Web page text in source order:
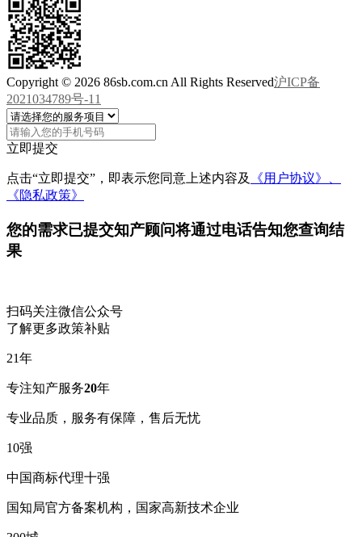
Copyright © 2026 86sb.com.cn All Rights Reserved沪ICP备
2021034789号-11
立即提交
点击“立即提交”，即表示您同意上述内容及
《用户协议》、
《隐私政策》
您的需求已提交知产顾问将通过电话告知您查询结
果
扫码关注微信公众号
了解更多政策补贴
21年
专注知产服务20年
专业品质，服务有保障，售后无忧
10强
中国商标代理十强
国知局官方备案机构，国家高新技术企业